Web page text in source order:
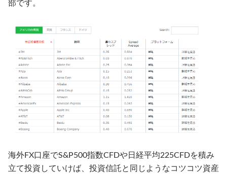
部です。
海外FX口座でS&P500指数CFDや日経平均225CFDを積み
立て投資していけば、投資信託と同じようなコツコツ資産